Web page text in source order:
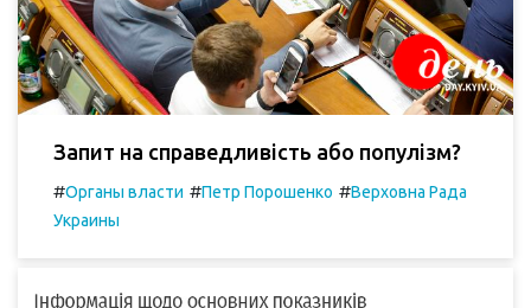
Запит на справедливість або популізм?
#Органы власти #Петр Порошенко #Верховна Рада
Украины